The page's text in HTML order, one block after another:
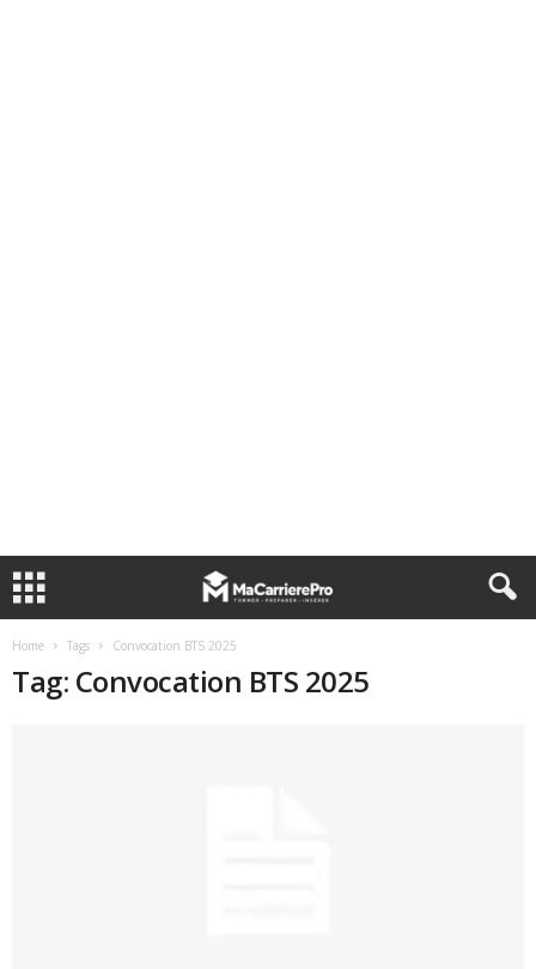
Home Tags Convocation BTS 2025
Tag: Convocation BTS 2025